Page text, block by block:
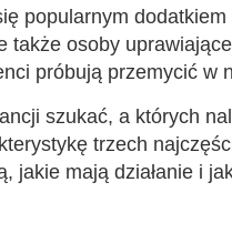
popularnym
także osoby
próbują przemycić w
szukać, a których
trzech
jakie mają działanie i